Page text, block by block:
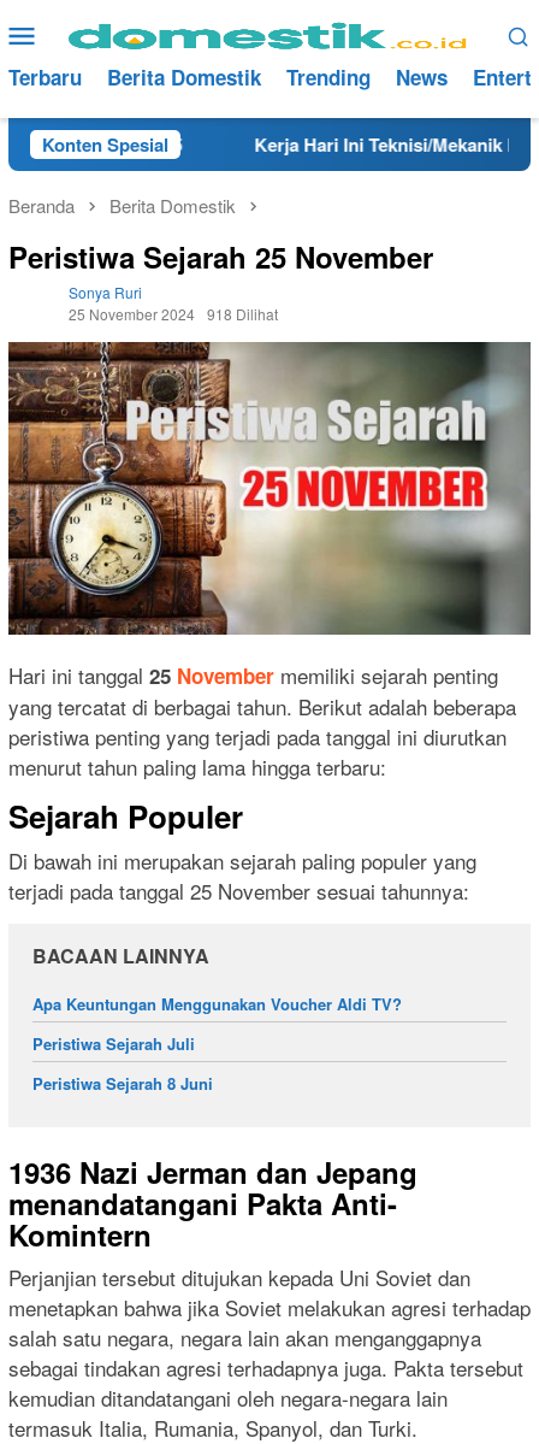
ke
konten
Menu
Mobile
Terbaru Berita Domestik Trending News
Konten Spesial
2025 Kerja Hari Ini Teknisi/Mekanik DAMRI
Beranda Berita Domestik
Peristiwa Sejarah 25 November
Sonya Ruri
25 November 2024 918 Dilihat
Hari ini tanggal 25 November memiliki sejarah penting
yang tercatat di berbagai tahun. Berikut adalah beberapa
peristiwa penting yang terjadi pada tanggal ini diurutkan
menurut tahun paling lama hingga terbaru:
Sejarah Populer
Di bawah ini merupakan sejarah paling populer yang
terjadi pada tanggal 25 November sesuai tahunnya:
BACAAN LAINNYA
Apa Keuntungan Menggunakan Voucher Aldi TV?
Peristiwa Sejarah Juli
Peristiwa Sejarah 8 Juni
1936 Nazi Jerman dan Jepang
menandatangani Pakta Anti-
Komintern
Perjanjian tersebut ditujukan kepada Uni Soviet dan
menetapkan bahwa jika Soviet melakukan agresi terhadap
salah satu negara, negara lain akan menganggapnya
sebagai tindakan agresi terhadapnya juga. Pakta tersebut
kemudian ditandatangani oleh negara-negara lain
termasuk Italia, Rumania, Spanyol, dan Turki.